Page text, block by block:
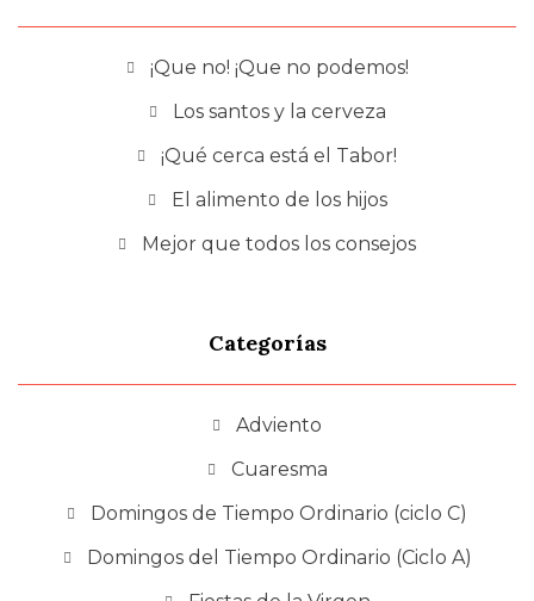
¡Que no! ¡Que no podemos!
Los santos y la cerveza
¡Qué cerca está el Tabor!
El alimento de los hijos
Mejor que todos los consejos
Categorías
Adviento
Cuaresma
Domingos de Tiempo Ordinario (ciclo C)
Domingos del Tiempo Ordinario (Ciclo A)